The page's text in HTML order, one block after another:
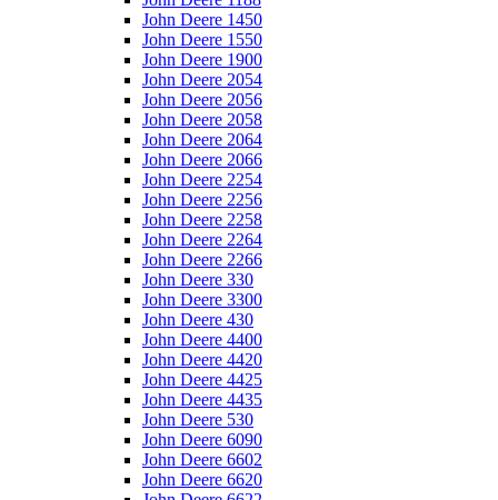
John Deere 1450
John Deere 1550
John Deere 1900
John Deere 2054
John Deere 2056
John Deere 2058
John Deere 2064
John Deere 2066
John Deere 2254
John Deere 2256
John Deere 2258
John Deere 2264
John Deere 2266
John Deere 330
John Deere 3300
John Deere 430
John Deere 4400
John Deere 4420
John Deere 4425
John Deere 4435
John Deere 530
John Deere 6090
John Deere 6602
John Deere 6620